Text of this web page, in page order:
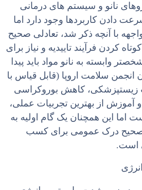
نانو و سیستم های درمانی
دادن کاربردها وجود دارد اما
با آنچه ذکر شد، تعادلی صحیح
کردن فرآیند تاییدیه و نیاز برای
وابسته به نانو مواد باید پیدا
انجمن سلامت اروپا (قابل قیاس با
زیستپزشکی، کاهش بوروکراسی
و آموزش از بهترین تجربیات عملی،
اما این همچنان یک گام اولیه به
درک عمومی برای کسب
است.